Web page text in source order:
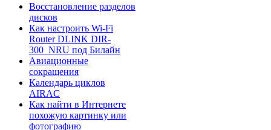
Восстановление разделов
дисков
Как настроить Wi-Fi
Router DLINK DIR-
300_NRU под Билайн
Авиационные
сокращения
Календарь циклов
AIRAC
Как найти в Интернете
похожую картинку или
фотографию